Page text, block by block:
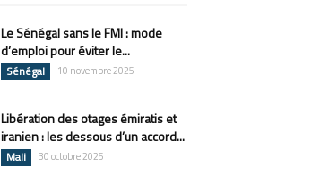
Le Sénégal sans le FMI : mode
d’emploi pour éviter le...
Sénégal 10 novembre 2025
Libération des otages émiratis et
iranien : les dessous d’un accord...
Mali 30 octobre 2025